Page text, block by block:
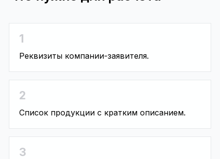
1
Реквизиты компании-заявителя.
2
Список продукции с кратким описанием.
3